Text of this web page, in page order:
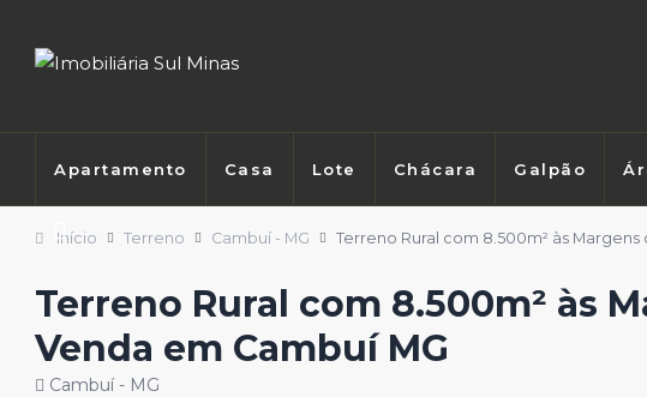
Apartamento Casa Lote Chácara Galpão
Início Terreno Cambuí - MG Terreno Rural com 8.500m² às
Terreno Rural com 8.500m² às
Venda em Cambuí MG
Cambuí - MG